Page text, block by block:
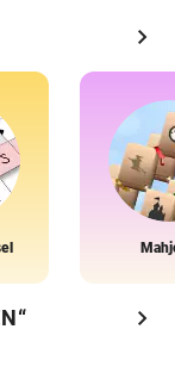
chevron_right
chevron_right